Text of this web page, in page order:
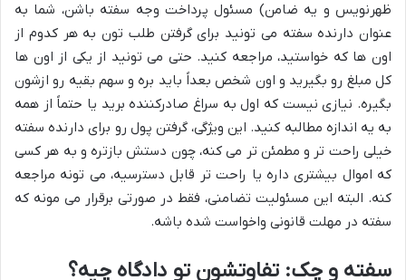
ظهرنویس و یه ضامن) مسئول پرداخت وجه سفته باشن، شما به
عنوان دارنده سفته می تونید برای گرفتن طلب تون به هر کدوم از
اون ها که خواستید، مراجعه کنید. حتی می تونید از یکی از اون ها
کل مبلغ رو بگیرید و اون شخص بعداً باید بره و سهم بقیه رو ازشون
بگیره. نیازی نیست که اول به سراغ صادرکننده برید یا حتماً از همه
به یه اندازه مطالبه کنید. این ویژگی، گرفتن پول رو برای دارنده سفته
خیلی راحت تر و مطمئن تر می کنه، چون دستش بازتره و به هر کسی
که اموال بیشتری داره یا راحت تر قابل دسترسیه، می تونه مراجعه
کنه. البته این مسئولیت تضامنی، فقط در صورتی برقرار می مونه که
سفته در مهلت قانونی واخواست شده باشه.
سفته و چک: تفاوتشون تو دادگاه چیه؟